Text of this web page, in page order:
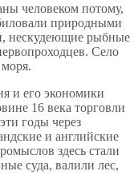
человеком потому,
природными
нескудеющие рыбные
Село
и его экономики
16 века торговли
годы через
и английские
здесь стали
суда, валили лес,